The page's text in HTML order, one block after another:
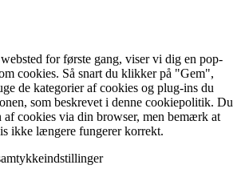
for første gang, viser vi dig en pop-
cookies. Så snart du klikker på "Gem",
de kategorier af cookies og plug-ins du
som beskrevet i denne cookiepolitik. Du
af ​​cookies via din browser, men bemærk at
ikke længere fungerer korrekt.